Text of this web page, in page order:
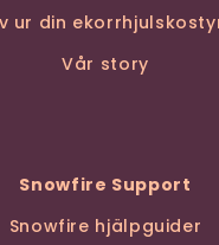
ur din
Vår story
Snowfire Support
Snowfire hjälpguider